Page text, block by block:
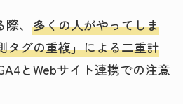
、 多くの人がやってしま
タグの重複」による二重計
とWebサイト連携での注意